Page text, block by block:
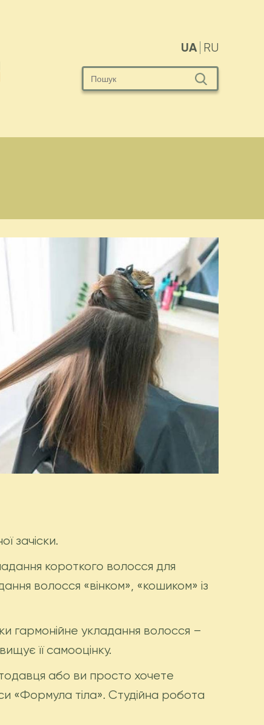
RU
UA
зачіски.
короткого волосся для
волосся «вінком», «кошиком» із
гармонійне укладання волосся –
її самооцінку.
або ви просто хочете
«Формула тіла». Студійна робота